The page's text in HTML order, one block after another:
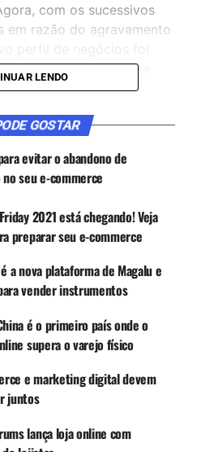
com os sucessivos
em razão do agravamento
evidência e, por essa
devem ser tomados para
do Música & Mercado no
News.
WhatsApp
News
o e-commerce
tanto em número de
novos sites de vendas.
LENDO
GOSTAR
evitar o abandono de
seu e-commerce
2021 está chegando! Veja
preparar seu e-commerce
a nova plataforma de Magalu e
vender instrumentos
é o primeiro país onde o
supera o varejo físico
e marketing digital devem
juntos
lança loja online com